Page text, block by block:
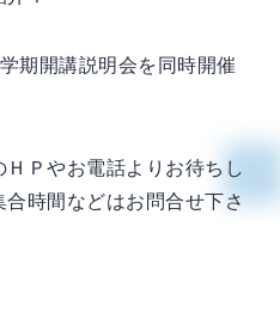
期開講説明会を同時開催
Ｐやお電話よりお待ちし
時間などはお問合せ下さ